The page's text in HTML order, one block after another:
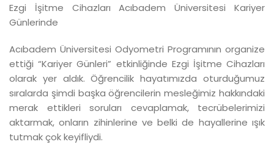
Ezgi İşitme Cihazları Acıbadem Üniversitesi Kariyer
Günlerinde
Acıbadem Üniversitesi Odyometri Programının organize
ettiği “Kariyer Günleri” etkinliğinde Ezgi İşitme Cihazları
olarak yer aldık. Öğrencilik hayatımızda oturduğumuz
sıralarda şimdi başka öğrencilerin mesleğimiz hakkındaki
merak ettikleri soruları cevaplamak, tecrübelerimizi
aktarmak, onların zihinlerine ve belki de hayallerine ışık
tutmak çok keyifliydi.